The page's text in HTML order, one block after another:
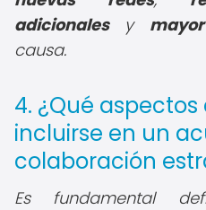
adicionalesy
causa.
4. ¿Qué
incluirse en un
colaboración
Es fundamental